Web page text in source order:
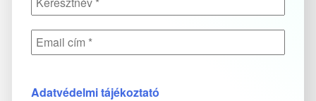
Adatvédelmi tájékoztató